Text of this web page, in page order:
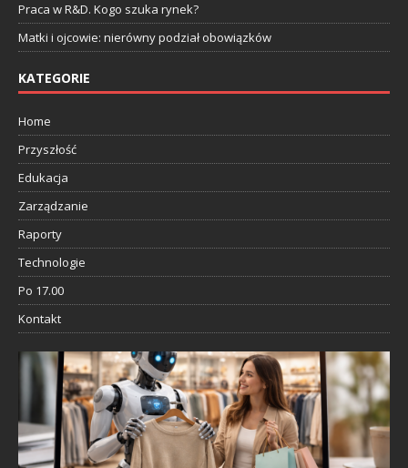
Praca w R&D. Kogo szuka rynek?
Matki i ojcowie: nierówny podział obowiązków
KATEGORIE
Home
Przyszłość
Edukacja
Zarządzanie
Raporty
Technologie
Po 17.00
Kontakt